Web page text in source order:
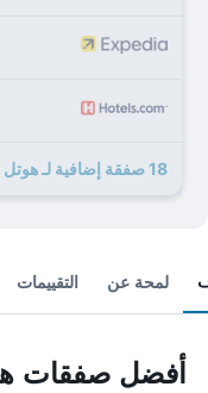
18 صفقة إضافية لـ هوتل يوروبا سبلينديد
لمحة عن التقييمات
أفضل صفقات